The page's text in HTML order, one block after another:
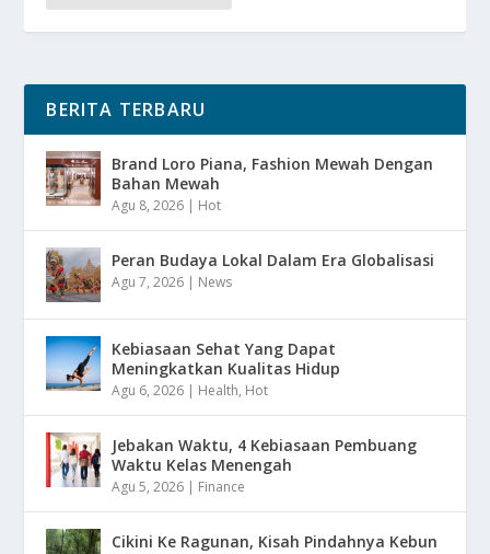
BERITA TERBARU
Brand Loro Piana, Fashion Mewah Dengan
Bahan Mewah
Agu 8, 2026 | Hot
Peran Budaya Lokal Dalam Era Globalisasi
Agu 7, 2026 | News
Kebiasaan Sehat Yang Dapat
Meningkatkan Kualitas Hidup
Agu 6, 2026 | Health, Hot
Jebakan Waktu, 4 Kebiasaan Pembuang
Waktu Kelas Menengah
Agu 5, 2026 | Finance
Cikini Ke Ragunan, Kisah Pindahnya Kebun